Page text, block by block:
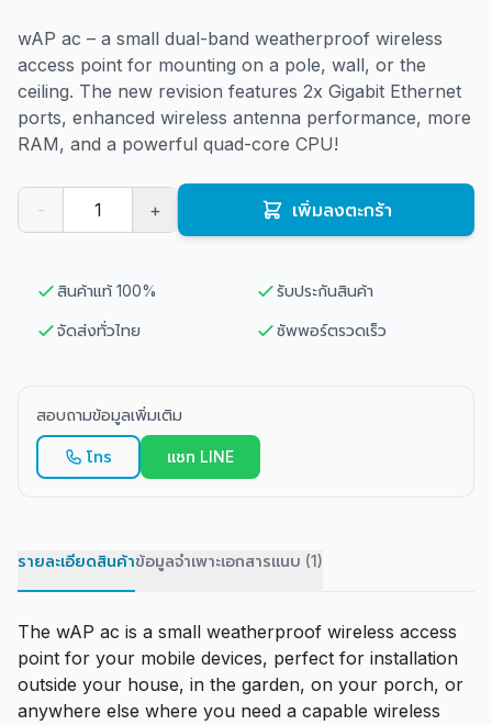
wAP ac – a small dual-band weatherproof wireless
access point for mounting on a pole, wall, or the
ceiling. The new revision features 2x Gigabit Ethernet
ports, enhanced wireless antenna performance, more
RAM, and a powerful quad-core CPU!
- + เพิ่มลงตะกร้า
สินค้าแท้ 100% รับประกันสินค้า
จัดส่งทั่วไทย ซัพพอร์ตรวดเร็ว
สอบถามข้อมูลเพิ่มเติม
โทร แชท LINE
รายละเอียดสินค้าข้อมูลจำเพาะเอกสารแนบ (1)
The wAP ac is a small weatherproof wireless access
point for your mobile devices, perfect for installation
outside your house, in the garden, on your porch, or
anywhere else where you need a capable wireless